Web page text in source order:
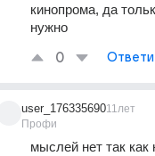
кинопрома, да
нужно
0
user_176335690
Профи
11лет
мыслей нет так как